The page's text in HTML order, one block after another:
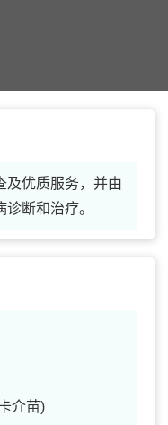
及优质服务，并由
断和治疗。
介苗)